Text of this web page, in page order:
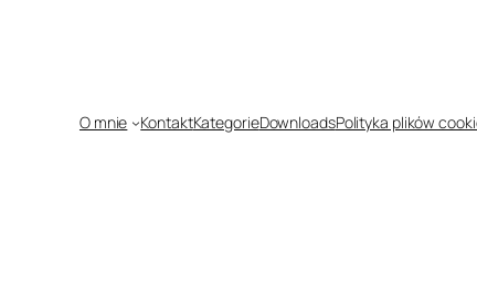
O mnie KontaktKategorieDownloadsPolityka plików